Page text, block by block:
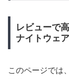
レビューで
ナイトウェ
このページでは